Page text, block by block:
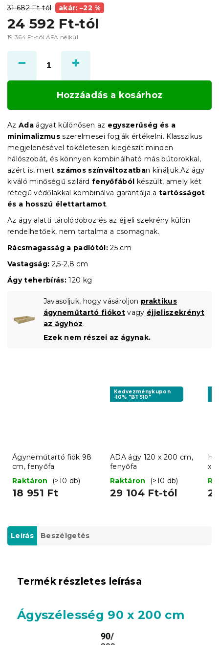
31 682 Ft-tól akár: –22 %
24 592 Ft-tól
19 364 Ft-tól ÁFA nélkül
Hozzáadás a kosárhoz
Az Ada ágyat különösen az egyszerűség és a
minimalizmus szerelmesei fogják értékelni. Klasszikus
megjelenésével tökéletesen kiegészít minden
hálószobát, és könnyen kombinálható más bútorokkal,
azért is, mert számos színváltozatban kínáljuk.Az ágy
kiváló minőségű szilárd fenyőfából készült, amely két
rétegű védőlakkal kombinálva garantálja a tartósságot
és a hosszú élettartamot.
Az ágy alatti tárolódoboz és az éjjeli szekrény külön
rendelhetőek, nem tartalma a csomagnak.
Rácsmagasság a padlótól: 25 cm
Vastagság: 2,5-2,8 cm
Ágy teherbírás: 120 kg
Javasoljuk, hogy vásároljon praktikus
ágyneműtartó fiókot vagy éjjeliszekrényt
az ágyhoz.
Ezek nem részei az ágynak.
Ágyneműtartó fiók 98
cm, fenyőfa
Raktáron
(>10 db)
18 951 Ft
Kedvezménykupon
-10% "BTS10"
ADA ágy 120 x 200 cm,
fenyőfa
Raktáron
(>10 db)
29 104 Ft-tól
x
Leírás Beszélgetés
Termék részletes leírása
Ágyszélesség 90 x 200 cm